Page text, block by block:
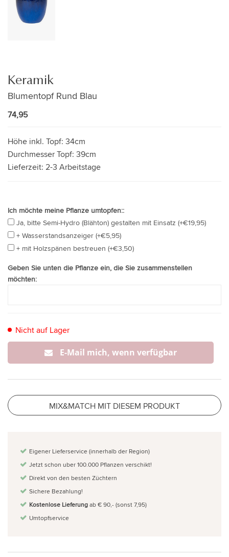
Keramik
Blumentopf Rund Blau
74,95
Höhe inkl. Topf: 34cm
Durchmesser Topf: 39cm
Lieferzeit: 2-3 Arbeitstage
Ich möchte meine Pflanze umtopfen::
Ja, bitte Semi-Hydro (Blähton) gestalten mit Einsatz (+€19,95)
+ Wasserstandsanzeiger (+€5,95)
+ mit Holzspänen bestreuen (+€3,50)
Geben Sie unten die Pflanze ein, die Sie zusammenstellen
möchten:
Nicht auf Lager
E-Mail mich, wenn verfügbar
MIX&MATCH MIT DIESEM PRODUKT
Eigener Lieferservice (innerhalb der Region)
Jetzt schon uber 100.000 Pflanzen verschikt!
Direkt von den besten Züchtern
Sichere Bezahlung!
Kostenlose Lieferungab € 90,- (sonst 7,95)
Umtopfservice